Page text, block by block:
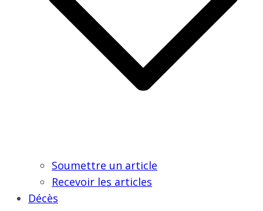
Soumettre un article
Recevoir les articles
Décès